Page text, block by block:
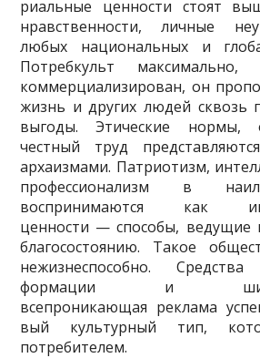
риальные ценности стоят
нравственности, личные
любых национальных и
Потребкульт
коммерциализирован, он
жизнь и других людей сквозь
выгоды. Этические нормы,
честный труд
архаизмами. Патриотизм,
профессионализм в
воспринимаются как
ценности — способы, ведущие
благосо­стоянию. Такое
нежизнеспособно.
формации и
всепроникающая реклама
вый культурный тип,
потребителем.